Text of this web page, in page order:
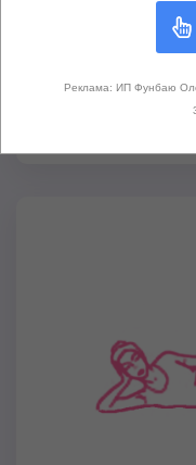
практиковать и в
комбинировать с
комплексами.
Реклама: ИП Фунбаю